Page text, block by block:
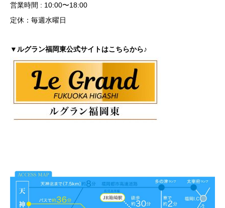
営業時間 : 10:00〜18:00
定休：毎週水曜日
▼ルグラン福岡東公式サイトはこちらから♪